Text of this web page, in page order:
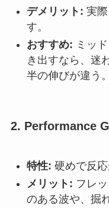
デメリット: 実
す。
おすすめ: ミッ
き出すなら、迷
半の伸びが違う。
2. Performance
特性: 硬めで反応
メリット: フレ
のある波や、掘